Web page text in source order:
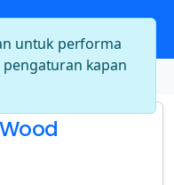
untuk performa
kapan